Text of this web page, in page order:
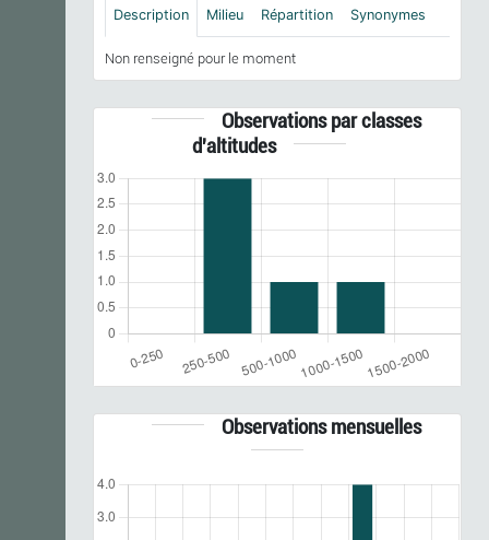
Description Milieu Répartition Synonymes
Non renseigné pour le moment
Observations par classes
d'altitudes
Observations mensuelles